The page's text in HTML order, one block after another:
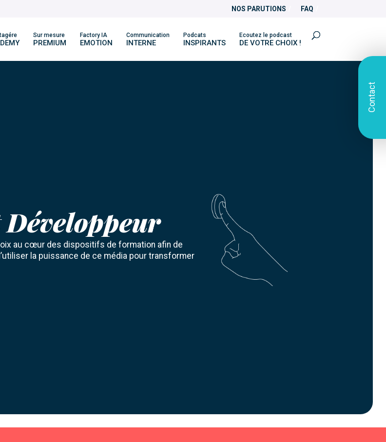
NOS PARUTIONS FAQ
Sur mesure
PREMIUM
Factory IA
EMOTION
Communication
INTERNE
Podcats
INSPIRANTS
Ecoutez le podcast
DE VOTRE CHOIX !
au cœur des dispositifs de formation afin de
la puissance de ce média pour transformer
Contact